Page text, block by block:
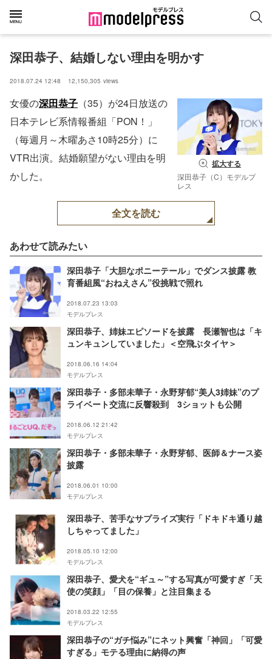
深田恭子、結婚しない理由を明かす
2018.07.24 12:48 12,150,305 views
拡大する
深田恭子（C）モデルプ
レス
女優の深田恭子 （35）が24日放送の
日本テレビ系情報番組「PON！」
（毎週月～木曜あさ10時25分）に
VTR出演。結婚願望がない理由を明
かした。
全文を読む
あわせて読みたい
深田恭子「大胆なポニーテール」でダンス披露 教
育番組風“おねえさん”役挑戦で照れ
2018.07.23 13:03
モデルプレス
深田恭子、姉妹エピソードを披露 長瀬智也は「キ
ュンキュンしていました」＜空飛ぶタイヤ＞
2018.06.16 14:04
モデルプレス
深田恭子・多部未華子・永野芽郁“美人3姉妹”のプ
ライベート交流に反響殺到 3ショットも公開
2018.06.12 21:42
モデルプレス
深田恭子・多部未華子・永野芽郁、医師＆ナース姿
披露
2018.06.01 10:00
モデルプレス
深田恭子、苦手なサプライズ実行「ドキドキ通り越
しちゃってました」
2018.05.10 12:00
モデルプレス
深田恭子、愛犬を“ギュ～”する写真が可愛すぎ「天
使の笑顔」「目の保養」と注目集まる
2018.03.22 12:55
モデルプレス
深田恭子の“ガチ悩み”にネット興奮「神回」「可愛
すぎる」モテる理由に納得の声